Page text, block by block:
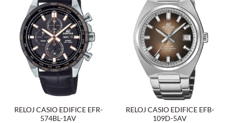
RELOJ CASIO EDIFICE EFR-
574BL-1AV
RELOJ CASIO EDIFICE EFB-
109D-5AV